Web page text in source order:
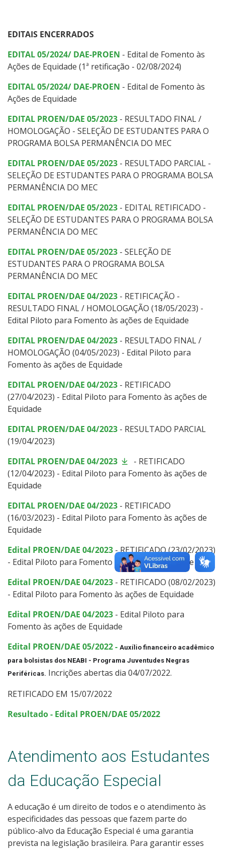
EDITAIS ENCERRADOS
EDITAL 05/2024/ DAE-PROEN - Edital de Fomento às
Ações de Equidade (1ª retificação - 02/08/2024)
EDITAL 05/2024/ DAE-PROEN - Edital de Fomento às
Ações de Equidade
EDITAL PROEN/DAE 05/2023 - RESULTADO FINAL /
HOMOLOGAÇÃO - SELEÇÃO DE ESTUDANTES PARA O
PROGRAMA BOLSA PERMANÊNCIA DO MEC
EDITAL PROEN/DAE 05/2023 - RESULTADO PARCIAL -
SELEÇÃO DE ESTUDANTES PARA O PROGRAMA BOLSA
PERMANÊNCIA DO MEC
EDITAL PROEN/DAE 05/2023 - EDITAL RETIFICADO -
SELEÇÃO DE ESTUDANTES PARA O PROGRAMA BOLSA
PERMANÊNCIA DO MEC
EDITAL PROEN/DAE 05/2023 - SELEÇÃO DE
ESTUDANTES PARA O PROGRAMA BOLSA
PERMANÊNCIA DO MEC
EDITAL PROEN/DAE 04/2023 - RETIFICAÇÃO -
RESULTADO FINAL / HOMOLOGAÇÃO (18/05/2023) -
Edital Piloto para Fomento às ações de Equidade
EDITAL PROEN/DAE 04/2023 - RESULTADO FINAL /
HOMOLOGAÇÃO (04/05/2023) - Edital Piloto para
Fomento às ações de Equidade
EDITAL PROEN/DAE 04/2023 - RETIFICADO
(27/04/2023) - Edital Piloto para Fomento às ações de
Equidade
EDITAL PROEN/DAE 04/2023 - RESULTADO PARCIAL
(19/04/2023)
EDITAL PROEN/DAE 04/2023
- RETIFICADO
(12/04/2023) - Edital Piloto para Fomento às ações de
Equidade
EDITAL PROEN/DAE 04/2023 - RETIFICADO
(16/03/2023) - Edital Piloto para Fomento às ações de
Equidade
Edital PROEN/DAE 04/2023 - RETIFICADO (23/02/2023)
- Edital Piloto para Fomento às ações de Equidade
Edital PROEN/DAE 04/2023 - RETIFICADO (08/02/2023)
- Edital Piloto para Fomento às ações de Equidade
Edital PROEN/DAE 04/2023 - Edital Piloto para
Fomento às ações de Equidade
Edital PROEN/DAE 05/2022 - Auxílio financeiro acadêmico
para bolsistas dos NEABI - Programa Juventudes Negras
Periféricas. Incrições abertas dia 04/07/2022.
RETIFICADO EM 15/07/2022
Resultado - Edital PROEN/DAE 05/2022
Atendimento aos Estudantes
da Educação Especial
A educação é um direito de todos e o atendimento às
especificidades das pessoas que fazem parte do
público-alvo da Educação Especial é uma garantia
prevista na legislação brasileira. Para garantir esses